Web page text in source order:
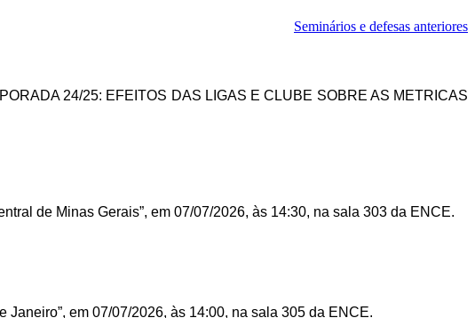
Seminários e defesas anteriores
24/25: EFEITOS DAS LIGAS E CLUBE SOBRE AS METRICAS
de Minas Gerais”, em 07/07/2026, às 14:30, na sala 303 da ENCE.
em 07/07/2026, às 14:00, na sala 305 da ENCE.